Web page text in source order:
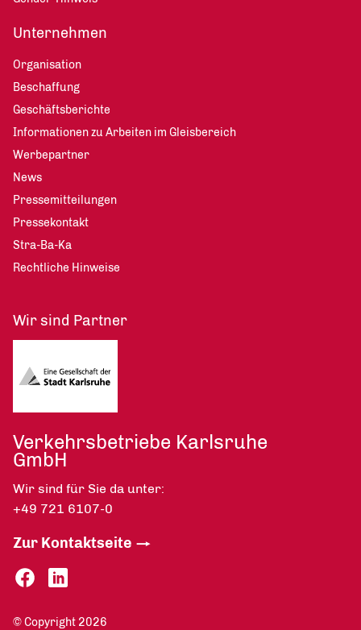
Unternehmen
Organisation
Beschaffung
Geschäftsberichte
Informationen zu Arbeiten im Gleisbereich
Werbepartner
News
Pressemitteilungen
Pressekontakt
Stra-Ba-Ka
Rechtliche Hinweise
Wir sind Partner
Verkehrsbetriebe Karlsruhe
GmbH
Wir sind für Sie da unter:
+49 721 6107-0
Zur Kontaktseite
© Copyright 2026